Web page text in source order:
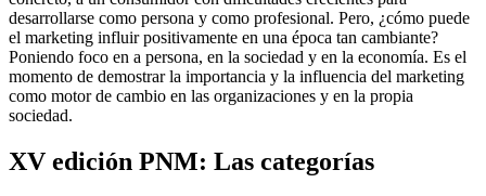
desarrollarse como persona y como profesional. Pero, ¿cómo puede
el marketing influir positivamente en una época tan cambiante?
Poniendo foco en a persona, en la sociedad y en la economía. Es el
momento de demostrar la importancia y la influencia del marketing
como motor de cambio en las organizaciones y en la propia
sociedad.
XV edición PNM: Las categorías